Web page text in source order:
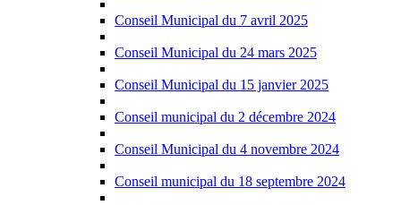
Conseil Municipal du 7 avril 2025
Conseil Municipal du 24 mars 2025
Conseil Municipal du 15 janvier 2025
Conseil municipal du 2 décembre 2024
Conseil Municipal du 4 novembre 2024
Conseil municipal du 18 septembre 2024